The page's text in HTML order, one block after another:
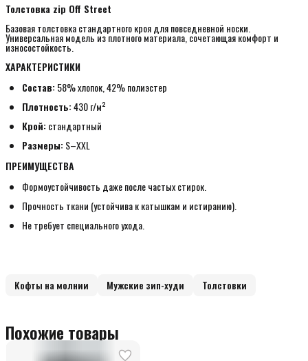
Толстовка zip Off Street
Базовая толстовка стандартного кроя для повседневной носки.
Универсальная модель из плотного материала, сочетающая комфорт и
износостойкость.
ХАРАКТЕРИСТИКИ
Состав: 58% хлопок, 42% полиэстер
Плотность:430 г/м²
Крой: стандартный
Размеры: S–XXL
ПРЕИМУЩЕСТВА
Формоустойчивость даже после частых стирок.
Прочность ткани (устойчива к катышкам и истиранию).
Не требует специального ухода.
Кофты на молнии Мужские зип-худи Толстовки
Похожие товары